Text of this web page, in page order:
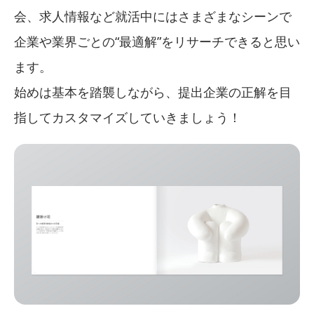
会、求人情報など就活中にはさまざまなシーンで
企業や業界ごとの“最適解”をリサーチできると思い
ます。
始めは基本を踏襲しながら、提出企業の正解を目
指してカスタマイズしていきましょう！